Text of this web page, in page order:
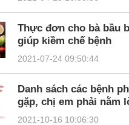
Thực đơn cho bà bầu
giúp kiềm chế bệnh
2021-07-24 09:50:44
Danh sách các bệnh
gặp, chị em phải nằm
2021-10-16 10:06:30